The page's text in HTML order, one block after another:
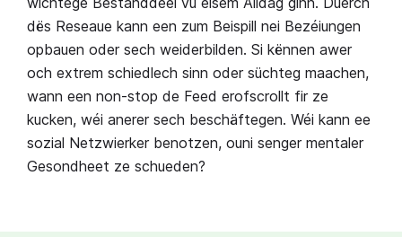
dës Reseaue kann een zum Beispill nei Bezéiungen
opbauen oder sech weiderbilden. Si kënnen awer
och extrem schiedlech sinn oder süchteg maachen,
wann een non-stop de Feed erofscrollt fir ze
kucken, wéi anerer sech beschäftegen. Wéi kann ee
sozial Netzwierker benotzen, ouni senger mentaler
Gesondheet ze schueden?